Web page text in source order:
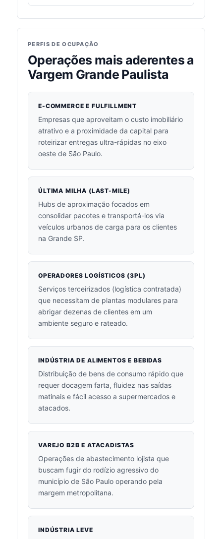
PERFIS DE OCUPAÇÃO
Operações mais aderentes a
Vargem Grande Paulista
E-COMMERCE E FULFILLMENT
Empresas que aproveitam o custo imobiliário
atrativo e a proximidade da capital para
roteirizar entregas ultra-rápidas no eixo
oeste de São Paulo.
ÚLTIMA MILHA (LAST-MILE)
Hubs de aproximação focados em
consolidar pacotes e transportá-los via
veículos urbanos de carga para os clientes
na Grande SP.
OPERADORES LOGÍSTICOS (3PL)
Serviços terceirizados (logística contratada)
que necessitam de plantas modulares para
abrigar dezenas de clientes em um
ambiente seguro e rateado.
INDÚSTRIA DE ALIMENTOS E BEBIDAS
Distribuição de bens de consumo rápido que
requer docagem farta, fluidez nas saídas
matinais e fácil acesso a supermercados e
atacados.
VAREJO B2B E ATACADISTAS
Operações de abastecimento lojista que
buscam fugir do rodízio agressivo do
município de São Paulo operando pela
margem metropolitana.
INDÚSTRIA LEVE